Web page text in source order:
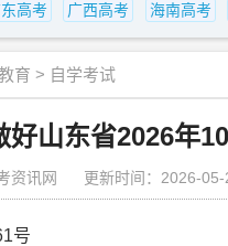
高考 广西高考 海南高考
育 > 自学考试
好山东省2026年
资讯网 更新时间：2026-05-
号